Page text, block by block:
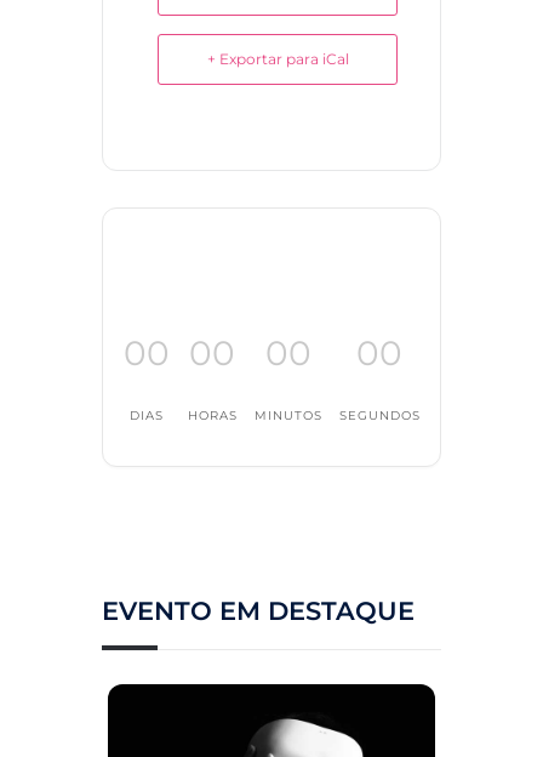
+ Exportar para iCal
00
DIAS
00
HORAS
00
MINUTOS
00
SEGUNDOS
EVENTO EM DESTAQUE